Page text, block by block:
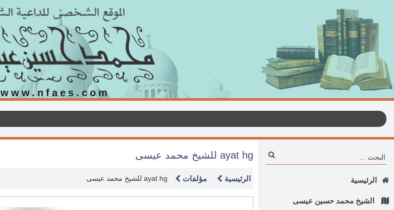
www.nfaes.com
الرئيسية
الشيخ محمد حسين عيسى
ayat hg للشيخ محمد عيسى
الرئيسية مؤلفات ayat hg للشيخ محمد عيسى